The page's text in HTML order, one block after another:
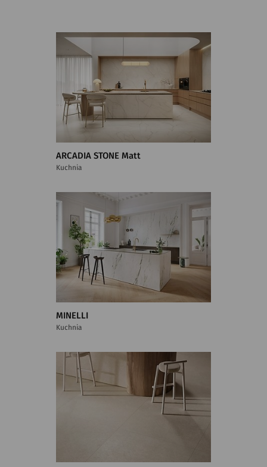
ARCADIA STONE Matt
Kuchnia
MINELLI
Kuchnia